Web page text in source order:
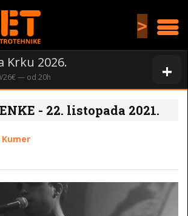
>
+
Krku 2026.
26€ — od 20h
- 22. listopada 2021.
Kumer